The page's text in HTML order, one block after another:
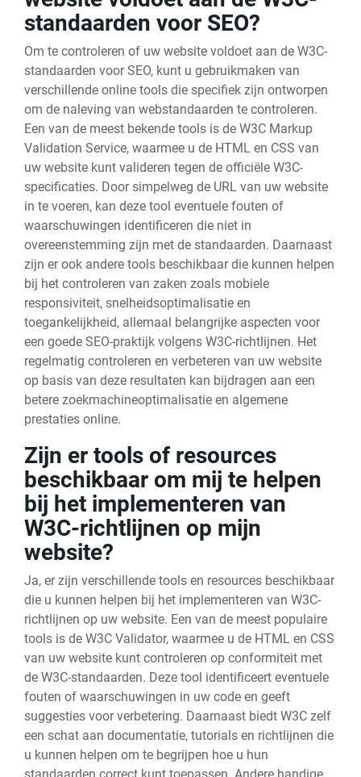
standaarden voor SEO?
Om te controleren of uw website voldoet aan de W3C-
standaarden voor SEO, kunt u gebruikmaken van
verschillende online tools die specifiek zijn ontworpen
om de naleving van webstandaarden te controleren.
Een van de meest bekende tools is de W3C Markup
Validation Service, waarmee u de HTML en CSS van
uw website kunt valideren tegen de officiële W3C-
specificaties. Door simpelweg de URL van uw website
in te voeren, kan deze tool eventuele fouten of
waarschuwingen identificeren die niet in
overeenstemming zijn met de standaarden. Daarnaast
zijn er ook andere tools beschikbaar die kunnen helpen
bij het controleren van zaken zoals mobiele
responsiviteit, snelheidsoptimalisatie en
toegankelijkheid, allemaal belangrijke aspecten voor
een goede SEO-praktijk volgens W3C-richtlijnen. Het
regelmatig controleren en verbeteren van uw website
op basis van deze resultaten kan bijdragen aan een
betere zoekmachineoptimalisatie en algemene
prestaties online.
Zijn er tools of resources
beschikbaar om mij te helpen
bij het implementeren van
W3C-richtlijnen op mijn
website?
Ja, er zijn verschillende tools en resources beschikbaar
die u kunnen helpen bij het implementeren van W3C-
richtlijnen op uw website. Een van de meest populaire
tools is de W3C Validator, waarmee u de HTML en CSS
van uw website kunt controleren op conformiteit met
de W3C-standaarden. Deze tool identificeert eventuele
fouten of waarschuwingen in uw code en geeft
suggesties voor verbetering. Daarnaast biedt W3C zelf
een schat aan documentatie, tutorials en richtlijnen die
u kunnen helpen om te begrijpen hoe u hun